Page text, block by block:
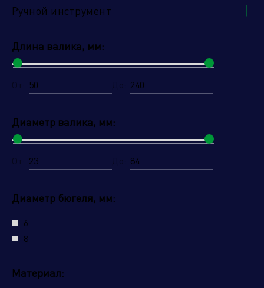
Ручки для валиков
Шпатель прижимной
(обойный)
для бензиновой техники
Ручной инструмент
Длина валика, мм:
От: До:
Диаметр валика, мм:
От: До:
Диаметр бюгеля, мм:
6
8
Материал: